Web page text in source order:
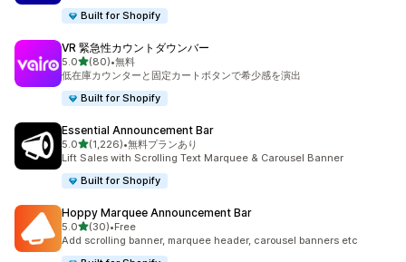
Built for Shopify
VR 緊急性カウントダウンバー
5.05つ星中
(80)
合計レビュー数：80件
•無料
低在庫カウンターと固定カートボタンで希少感を演出
Built for Shopify
Essential Announcement Bar
5.05つ星中
(1,226)
合計レビュー数：1226件
•無料プランあり
Lift Sales with Scrolling Text Marquee & Carousel Banner
Built for Shopify
Hoppy Marquee Announcement Bar
5.05つ星中
(30)
合計レビュー数：30件
•Free
Add scrolling banner, marquee header, carousel banners etc